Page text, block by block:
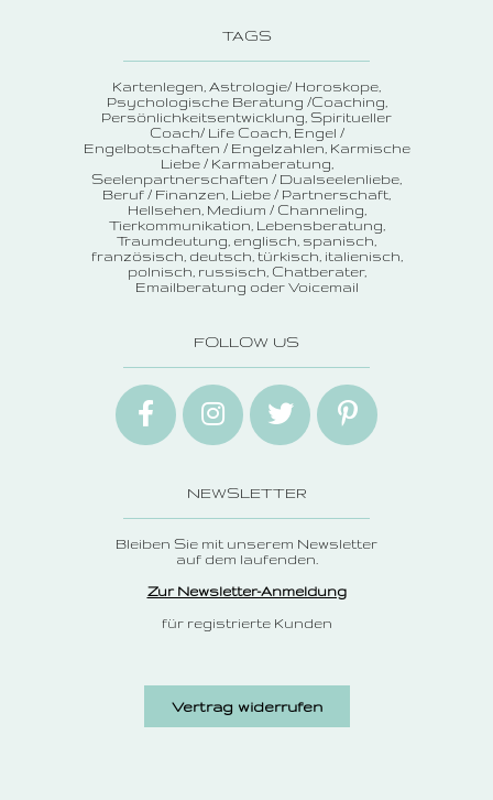
TAGS
Kartenlegen Astrologie/ Horoskope
Psychologische Beratung /Coaching
Persönlichkeitsentwicklung Spiritueller
Coach/ Life Coach Engel /
Engelbotschaften / Engelzahlen Karmische
Liebe / Karmaberatung
Seelenpartnerschaften / Dualseelenliebe
Beruf / Finanzen Liebe / Partnerschaft
Hellsehen Medium / Channeling
Tierkommunikation Lebensberatung
Traumdeutung englisch, spanisch,
französisch, deutsch, türkisch, italienisch,
polnisch, russisch Chatberater
Emailberatung oder Voicemail
FOLLOW US
NEWSLETTER
Bleiben Sie mit unserem Newsletter
auf dem laufenden.
Zur Newsletter-Anmeldung
für registrierte Kunden
Vertrag widerrufen